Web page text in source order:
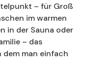
– für Groß
im warmen
in der Sauna oder
– das
dem man einfach